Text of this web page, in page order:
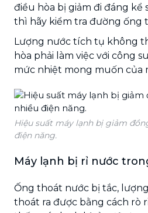
điều hòa bị giảm đi đáng kể
thì hãy kiểm tra đường ống
Lượng nước tích tụ không
hòa phải làm việc với công
mức nhiệt mong muốn của
Hiệu suất máy lạnh bị giảm
điện năng.
Máy lạnh bị rỉ nước
Ống thoát nước bị tắc,
thoát ra được bằng cách rò